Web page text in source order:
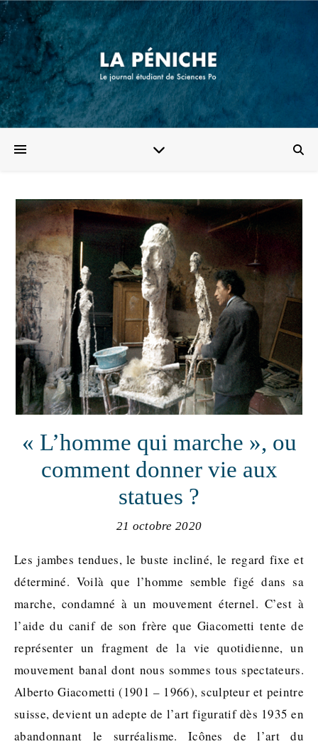
« L’homme qui marche », ou
comment donner vie aux
statues ?
21 octobre 2020
Les jambes tendues, le buste incliné, le regard fixe et
déterminé. Voilà que l’homme semble figé dans sa
marche, condamné à un mouvement éternel. C’est à
l’aide du canif de son frère que Giacometti tente de
représenter un fragment de la vie quotidienne, un
mouvement banal dont nous sommes tous spectateurs.
Alberto Giacometti (1901 – 1966), sculpteur et peintre
suisse, devient un adepte de l’art figuratif dès 1935 en
abandonnant le surréalisme. Icônes de l’art du